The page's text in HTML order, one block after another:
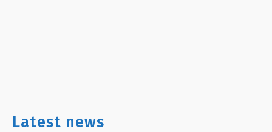
Latest news